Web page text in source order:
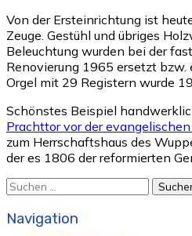
Von der Ersteinrichtung ist
Zeuge. Gestühl und übriges
Beleuchtung wurden bei der
Renovierung 1965 ersetzt bzw.
Orgel mit 29 Registern wurde
Schönstes Beispiel
Prachttor vor der
zum Herrschaftshaus des
der es 1806 der reformierten
Suchen
nach:
Navigation